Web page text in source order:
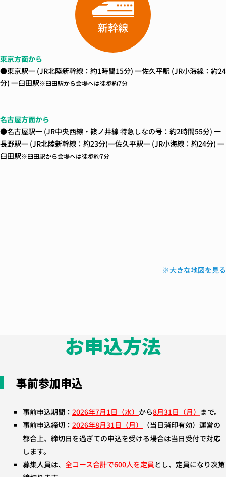
新幹線
東京方面から
●東京駅一 (JR北陸新幹線：約1時間15分) 一佐久平駅 (JR小海線：約24
分) 一臼田駅※臼田駅から会場へは徒歩約7分
名古屋方面から
●名古屋駅一 (JR中央西線・篠ノ井線 特急しなの号：約2時間55分) 一
長野駅一 (JR北陸新幹線：約23分)一佐久平駅一 (JR小海線：約24分) 一
臼田駅※臼田駅から会場へは徒歩約7分
※大きな地図を見る
お申込方法
事前参加申込
事前申込期間：2026年7月1日（水） から8月31日（月） まで。
事前申込締切：2026年8月31日（月） （当日消印有効）運営の
都合上、締切日を過ぎての申込を受ける場合は当日受付で対応
します。
募集人員は、全コース合計で600人を定員とし、定員になり次第